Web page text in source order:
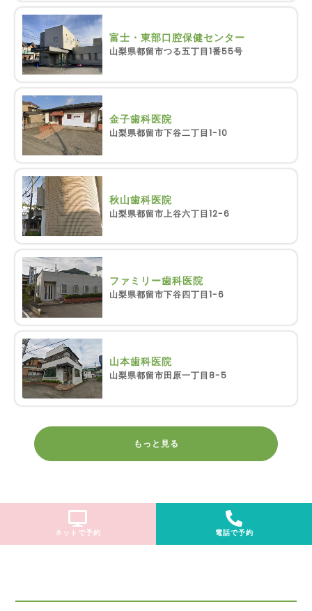
富士・東部口腔保健センター
山梨県都留市つる五丁目1番55号
金子歯科医院
山梨県都留市下谷二丁目1-10
秋山歯科医院
山梨県都留市上谷六丁目12-6
ファミリー歯科医院
山梨県都留市下谷四丁目1-6
山本歯科医院
山梨県都留市田原一丁目8-5
もっと見る
ネットで予約 電話で予約